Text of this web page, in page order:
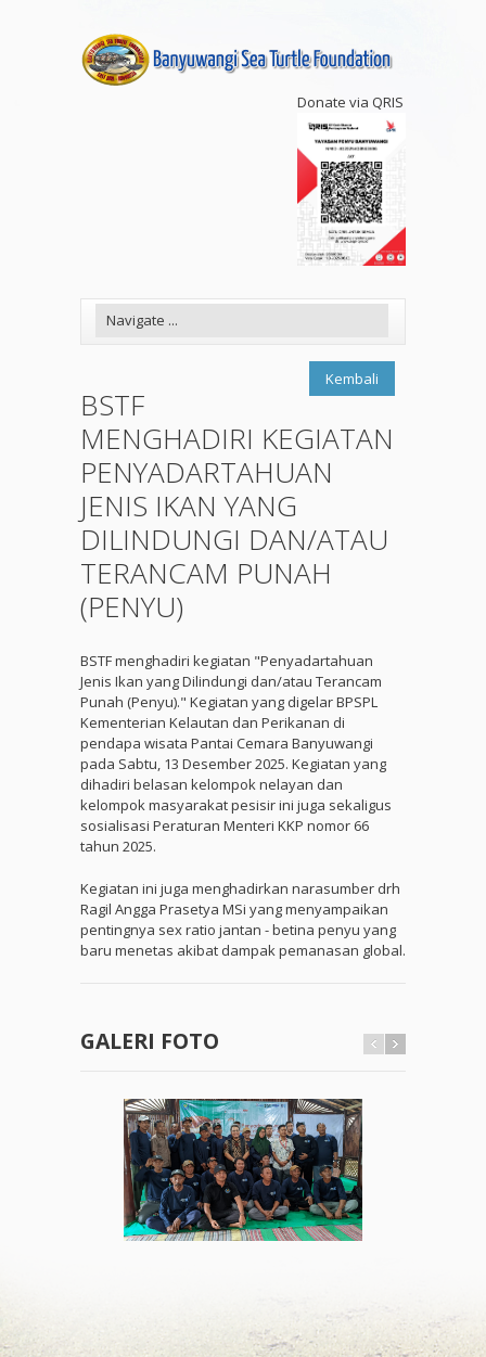
Donate via QRIS
Kembali
BSTF
MENGHADIRI KEGIATAN
PENYADARTAHUAN
JENIS IKAN YANG
DILINDUNGI DAN/ATAU
TERANCAM PUNAH
(PENYU)
BSTF menghadiri kegiatan "Penyadartahuan
Jenis Ikan yang Dilindungi dan/atau Terancam
Punah (Penyu)." Kegiatan yang digelar BPSPL
Kementerian Kelautan dan Perikanan di
pendapa wisata Pantai Cemara Banyuwangi
pada Sabtu, 13 Desember 2025. Kegiatan yang
dihadiri belasan kelompok nelayan dan
kelompok masyarakat pesisir ini juga sekaligus
sosialisasi Peraturan Menteri KKP nomor 66
tahun 2025.
Kegiatan ini juga menghadirkan narasumber drh
Ragil Angga Prasetya MSi yang menyampaikan
pentingnya sex ratio jantan - betina penyu yang
baru menetas akibat dampak pemanasan global.
GALERI FOTO